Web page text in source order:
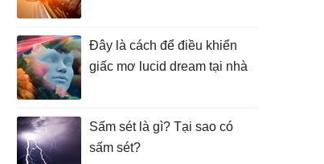
Đây là cách để điều khiển
giấc mơ lucid dream tại nhà
Sấm sét là gì? Tại sao có
sấm sét?